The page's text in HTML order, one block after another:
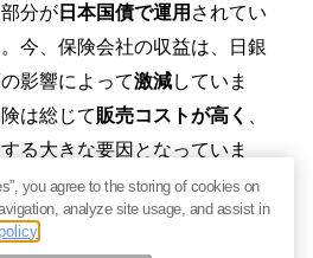
分が 日本国債で運用 されてい
今、保険会社の収益は、日銀
影響によって激減していま
は総じて販売コストが高く
る大きな要因となっていま
と、「
you agree to the storing of cookies on
analyze site usage, and assist in